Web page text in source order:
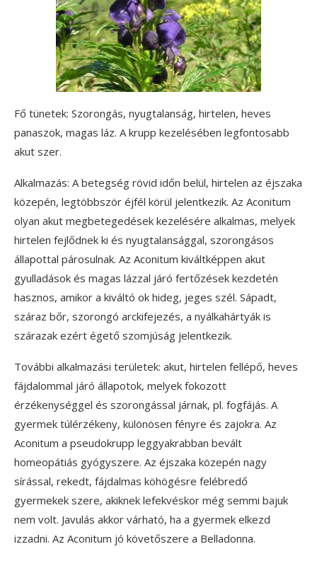
Fő tünetek: Szorongás, nyugtalanság, hirtelen, heves
panaszok, magas láz. A krupp kezelésében legfontosabb
akut szer.
Alkalmazás: A betegség rövid időn belül, hirtelen az éjszaka
közepén, legtöbbször éjfél körül jelentkezik. Az Aconitum
olyan akut megbetegedések kezelésére alkalmas, melyek
hirtelen fejlődnek ki és nyugtalansággal, szorongásos
állapottal párosulnak. Az Aconitum kiváltképpen akut
gyulladások és magas lázzal járó fertőzések kezdetén
hasznos, amikor a kiváltó ok hideg, jeges szél. Sápadt,
száraz bőr, szorongó arckifejezés, a nyálkahártyák is
szárazak ezért égető szomjúság jelentkezik.
További alkalmazási területek: akut, hirtelen fellépő, heves
fájdalommal járó állapotok, melyek fokozott
érzékenységgel és szorongással járnak, pl. fogfájás. A
gyermek túlérzékeny, különösen fényre és zajokra. Az
Aconitum a pseudokrupp leggyakrabban bevált
homeopátiás gyógyszere. Az éjszaka közepén nagy
sírással, rekedt, fájdalmas köhögésre felébredő
gyermekek szere, akiknek lefekvéskor még semmi bajuk
nem volt. Javulás akkor várható, ha a gyermek elkezd
izzadni. Az Aconitum jó követőszere a Belladonna.